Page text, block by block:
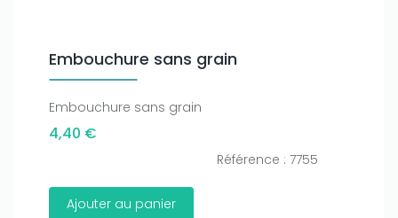
Embouchure sans grain
Embouchure sans grain
4,40 €
Référence : 7755
Ajouter au panier